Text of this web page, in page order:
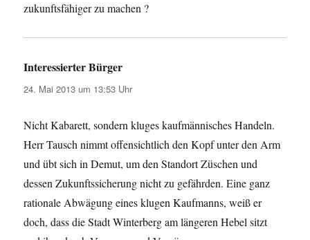
zukunftsfähiger zu machen ?
Interessierter Bürger
24. Mai 2013 um 13:53 Uhr
Nicht Kabarett, sondern kluges kaufmännisches Handeln.
Herr Tausch nimmt offensichtlich den Kopf unter den Arm
und übt sich in Demut, um den Standort Züschen und
dessen Zukunftssicherung nicht zu gefährden. Eine ganz
rationale Abwägung eines klugen Kaufmanns, weiß er
doch, dass die Stadt Winterberg am längeren Hebel sitzt